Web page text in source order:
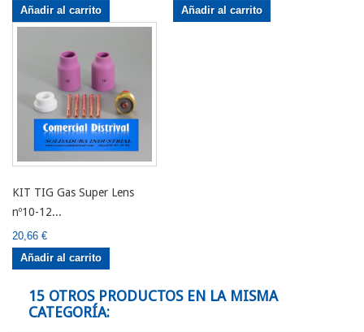
Añadir al carrito
Añadir al carrito
KIT TIG Gas Super Lens
nº10-12...
20,66 €
Añadir al carrito
15 OTROS PRODUCTOS EN LA MISMA
CATEGORÍA: